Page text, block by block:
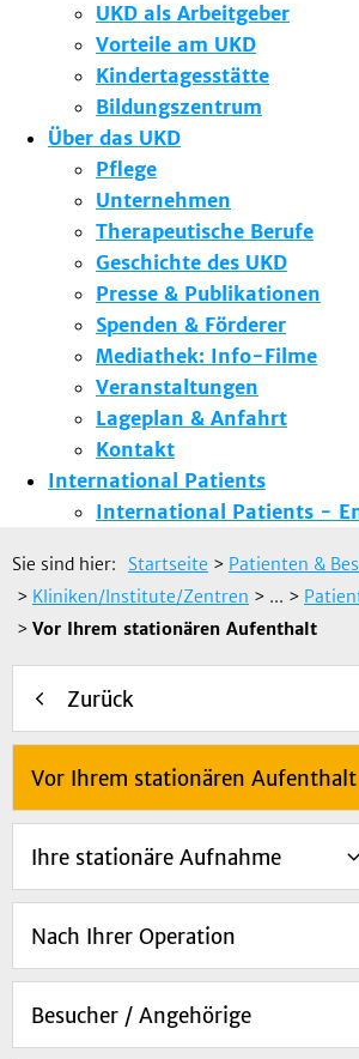
UKD als Arbeitgeber
Vorteile am UKD
Kindertagesstätte
Bildungszentrum
Über das UKD
Pflege
Unternehmen
Therapeutische Berufe
Geschichte des UKD
Presse & Publikationen
Spenden & Förderer
Mediathek: Info-Filme
Veranstaltungen
Lageplan & Anfahrt
Kontakt
International Patients
International Patients -
Sie sind hier: Startseite > Patienten &
> Kliniken/Institute/Zentren > ... >
> Vor Ihrem stationären Aufenthalt
Zurück
Vor Ihrem stationären Aufenthalt
Ihre stationäre Aufnahme
Nach Ihrer Operation
Besucher / Angehörige